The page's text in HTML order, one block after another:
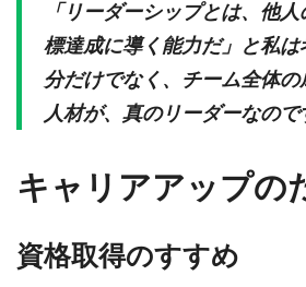
「リーダーシップとは、他
標達成に導く能力だ」と私
分だけでなく、チーム全体
人材が、真のリーダーなので
キャリアアップの
資格取得のすすめ